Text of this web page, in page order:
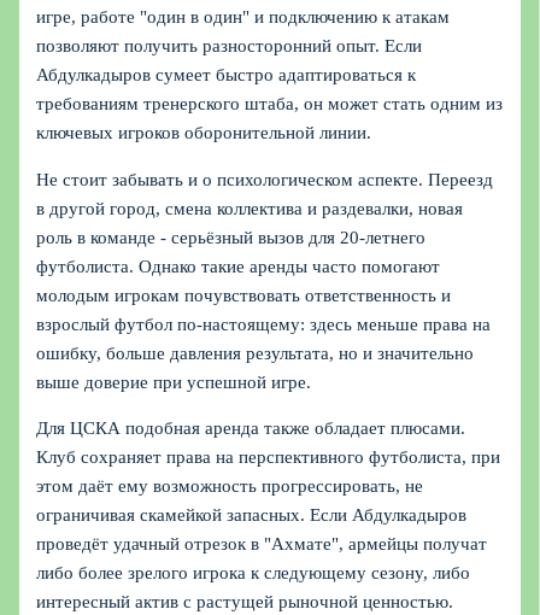
игре, работе "один в один" и подключению к атакам
позволяют получить разносторонний опыт. Если
Абдулкадыров сумеет быстро адаптироваться к
требованиям тренерского штаба, он может стать одним из
ключевых игроков оборонительной линии.
Не стоит забывать и о психологическом аспекте. Переезд
в другой город, смена коллектива и раздевалки, новая
роль в команде - серьёзный вызов для 20‑летнего
футболиста. Однако такие аренды часто помогают
молодым игрокам почувствовать ответственность и
взрослый футбол по-настоящему: здесь меньше права на
ошибку, больше давления результата, но и значительно
выше доверие при успешной игре.
Для ЦСКА подобная аренда также обладает плюсами.
Клуб сохраняет права на перспективного футболиста, при
этом даёт ему возможность прогрессировать, не
ограничивая скамейкой запасных. Если Абдулкадыров
проведёт удачный отрезок в "Ахмате", армейцы получат
либо более зрелого игрока к следующему сезону, либо
интересный актив с растущей рыночной ценностью.